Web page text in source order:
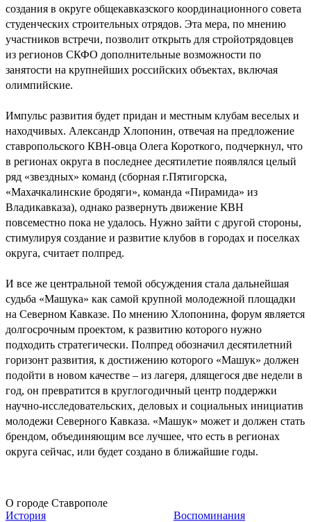
создания в округе общекавказского координационного совета
студенческих строительных отрядов. Эта мера, по мнению
участников встречи, позволит открыть для стройотрядовцев
из регионов СКФО дополнительные возможности по
занятости на крупнейших российских объектах, включая
олимпийские.
Импульс развития будет придан и местным клубам веселых и
находчивых. Александр Хлопонин, отвечая на предложение
ставропольского КВН-овца Олега Короткого, подчеркнул, что
в регионах округа в последнее десятилетие появлялся целый
ряд «звездных» команд (сборная г.Пятигорска,
«Махачкалинские бродяги», команда «Пирамида» из
Владикавказа), однако развернуть движение КВН
повсеместно пока не удалось. Нужно зайти с другой стороны,
стимулируя создание и развитие клубов в городах и поселках
округа, считает полпред.
И все же центральной темой обсуждения стала дальнейшая
судьба «Машука» как самой крупной молодежной площадки
на Северном Кавказе. По мнению Хлопонина, форум является
долгосрочным проектом, к развитию которого нужно
подходить стратегически. Полпред обозначил десятилетний
горизонт развития, к достижению которого «Машук» должен
подойти в новом качестве – из лагеря, длящегося две недели в
год, он превратится в круглогодичный центр поддержки
научно-исследовательских, деловых и социальных инициатив
молодежи Северного Кавказа. «Машук» может и должен стать
брендом, объединяющим все лучшее, что есть в регионах
округа сейчас, или будет создано в ближайшие годы.
О городе Ставрополе
История
Воспоминания